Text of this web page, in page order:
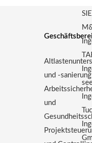
und -sanierung
und